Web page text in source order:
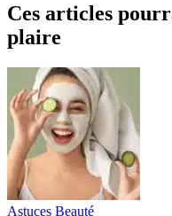
Ces articles
plaire
Astuces Beauté